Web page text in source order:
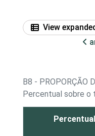
View
B8 - PROPORÇÃO
Percentual sobre o